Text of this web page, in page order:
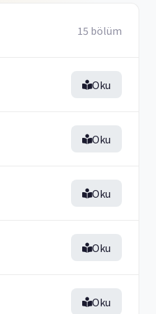
15 bölüm
Oku
Oku
Oku
Oku
Oku